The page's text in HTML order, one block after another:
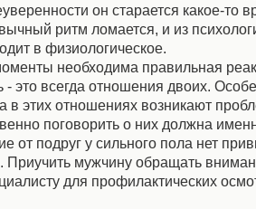
он старается какое-то
ритм ломается, и из
в физиологическое.
необходима правильная
- это всегда отношения двоих.
в этих отношениях возникают
поговорить о них должна
от подруг у сильного пола нет
Приучить мужчину обращать
для профилактических